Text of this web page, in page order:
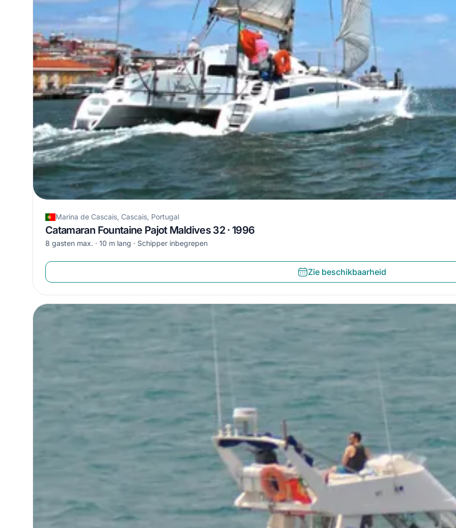
Marina de Cascais, Cascais, Portugal
Catamaran Fountaine Pajot Maldives 32 · 1996
8 gasten max. 10 m lang Schipper inbegrepen
Zie beschikbaarheid